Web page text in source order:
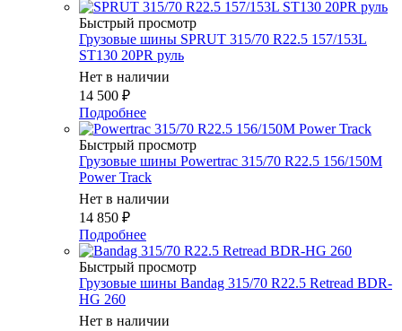
Быстрый просмотр
Грузовые шины SPRUT 315/70 R22.5 157/153L
ST130 20PR руль
Нет в наличии
14 500 ₽
Подробнее
Быстрый просмотр
Грузовые шины Powertrac 315/70 R22.5 156/150M
Power Track
Нет в наличии
14 850 ₽
Подробнее
Быстрый просмотр
Грузовые шины Bandag 315/70 R22.5 Retread BDR-
HG 260
Нет в наличии